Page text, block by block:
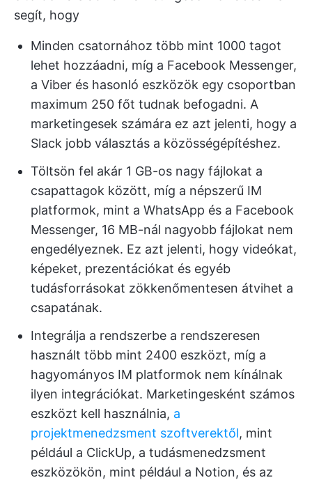
segít, hogy
Minden csatornához több mint 1000 tagot
lehet hozzáadni, míg a Facebook Messenger,
a Viber és hasonló eszközök egy csoportban
maximum 250 főt tudnak befogadni. A
marketingesek számára ez azt jelenti, hogy a
Slack jobb választás a közösségépítéshez.
Töltsön fel akár 1 GB-os nagy fájlokat a
csapattagok között, míg a népszerű IM
platformok, mint a WhatsApp és a Facebook
Messenger, 16 MB-nál nagyobb fájlokat nem
engedélyeznek. Ez azt jelenti, hogy videókat,
képeket, prezentációkat és egyéb
tudásforrásokat zökkenőmentesen átvihet a
csapatának.
Integrálja a rendszerbe a rendszeresen
használt több mint 2400 eszközt, míg a
hagyományos IM platformok nem kínálnak
ilyen integrációkat. Marketingesként számos
eszközt kell használnia, a
projektmenedzsment szoftverektől, mint
például a ClickUp, a tudásmenedzsment
eszközökön, mint például a Notion, és az